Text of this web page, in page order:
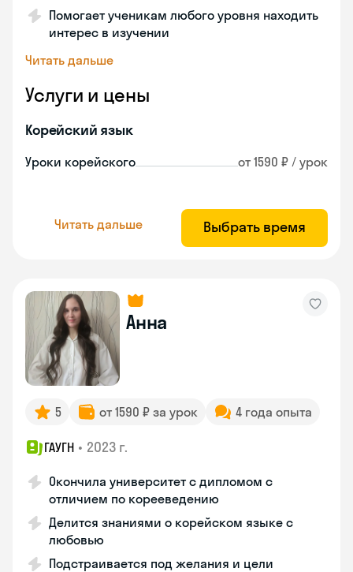
Помогает ученикам любого уровня находить
интерес в изучении
Читать дальше
Услуги и цены
Корейский язык
Уроки корейского от 1590 ₽ / урок
Читать дальше Выбрать время
Анна
5 от 1590 ₽ за урок 4 года опыта
ГАУГН • 2023 г.
Окончила университет с дипломом с
отличием по корееведению
Делится знаниями о корейском языке с
любовью
Подстраивается под желания и цели